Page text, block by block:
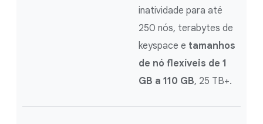
inatividade para até
250 nós, terabytes de
keyspace e tamanhos
de nó flexíveis de 1
GB a 110 GB, 25 TB+.